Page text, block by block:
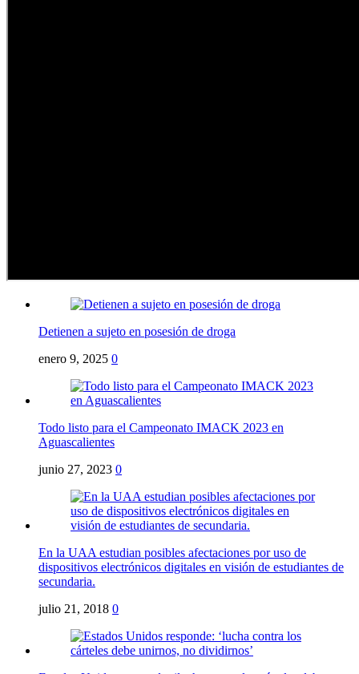
Detienen a sujeto en posesión de droga
enero 9, 2025 0
Todo listo para el Campeonato IMACK 2023 en
Aguascalientes
junio 27, 2023 0
En la UAA estudian posibles afectaciones por uso de
dispositivos electrónicos digitales en visión de estudiantes de
secundaria.
julio 21, 2018 0